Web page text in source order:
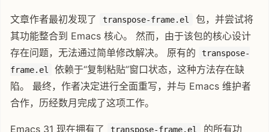
文章作者最初发现了 transpose-frame.el
包，并尝试将
其功能整合到 Emacs 核心。 然而，由于该包的核心设计
存在问题，无法通过简单修改解决。 原有的
transpose-
frame.el
依赖于“复制粘贴”窗口状态，这种方法存在缺
陷。 最终，作者决定进行全面重写，并与 Emacs 维护者
合作，历经数月完成了这项工作。
Emacs 31 现在拥有了 transpose-frame.el
的所有功